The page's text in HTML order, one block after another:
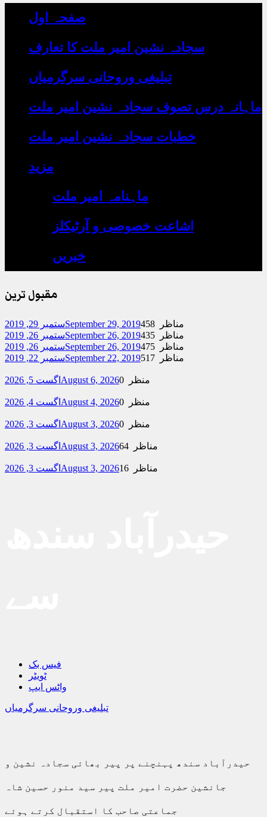
چاہ
صفحہ اول
سجادہ نشین امیر ملت کا تعارف
تبلیغی وروحانی سرگرمیاں
ماہانہ درس تصوف سجادہ نشین امیر ملت
خطبات سجادہ نشین امیر ملت
مزید
ماہنامہ امیر ملت
اشاعت خصوصی و آرٹیکلز
خبریں
مقبول ترین
ستمبر 29, 2019September 29, 2019
458 مناظر
ستمبر 26, 2019September 26, 2019
435 مناظر
ستمبر 26, 2019September 26, 2019
475 مناظر
ستمبر 22, 2019September 22, 2019 517 مناظر
اگست 5, 2026 August 6, 2026 0 منظر
اگست 4, 2026 August 4, 2026 0 منظر
اگست 3, 2026 August 3, 2026 0 منظر
اگست 3, 2026 August 3, 2026 64 مناظر
اگست 3, 2026 August 3, 2026 16 مناظر
فیس بک
ٹویٹر
واٹس ایپ
تبلیغی وروحانی سرگرمیاں
حیدرآباد سندھ پہنچنے پر پیر بھائی سجادہ نشین و
جانشین حضرت امیر ملت پیر سید منور حسین شاہ
جماعتی صاحب کا استقبال کرتے ہوئے